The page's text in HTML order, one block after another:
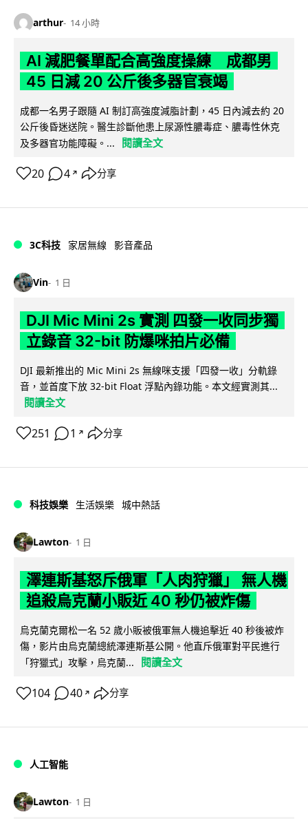
arthur 14 小時
AI 減肥餐單配合高強度操練 成都男
45 日減 20 公斤後多器官衰竭
成都一名男子跟隨 AI 制訂高強度減脂計劃，45 日內減去約 20
公斤後昏迷送院。醫生診斷他患上尿源性膿毒症、膿毒性休克
及多器官功能障礙。...
閱讀全文
20 4 ↗ 分享
3C科技 家居無線 影音產品
Vin 1 日
DJI Mic Mini 2s 實測 四發一收同步獨
立錄音 32-bit 防爆咪拍片必備
DJI 最新推出的 Mic Mini 2s 無線咪支援「四發一收」分軌錄
音，並首度下放 32-bit Float 浮點內錄功能。本文經實測其...
閱讀全文
251 1 ↗ 分享
科技娛樂 生活娛樂 城中熱話
Lawton 1 日
澤連斯基怒斥俄軍「人肉狩獵」 無人機
追殺烏克蘭小販近 40 秒仍被炸傷
烏克蘭克爾松一名 52 歲小販被俄軍無人機追擊近 40 秒後被炸
傷，影片由烏克蘭總統澤連斯基公開。他直斥俄軍對平民進行
「狩獵式」攻擊，烏克蘭...
閱讀全文
104 40 ↗ 分享
人工智能
Lawton 1 日